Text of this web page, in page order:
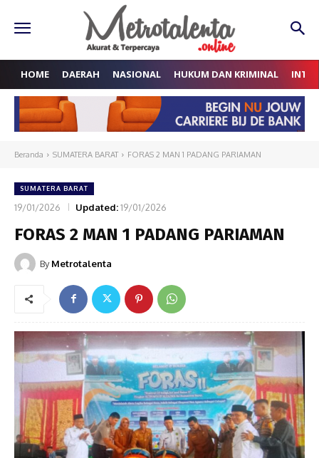
HOME DAERAH NASIONAL HUKUM DAN KRIMINAL
Beranda SUMATERA BARAT FORAS 2 MAN 1 PADANG PARIAMAN
SUMATERA BARAT
19/01/2026 Updated:19/01/2026
FORAS 2 MAN 1 PADANG PARIAMAN
By Metrotalenta